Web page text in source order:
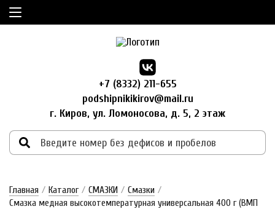
+7 (8332) 211-655
podshipnikikirov@mail.ru
г. Киров, ул. Ломоносова, д. 5, 2 этаж
Главная / Каталог / СМАЗКИ / Смазки /
Смазка медная высокотемпературная универсальная 400 г (ВМП